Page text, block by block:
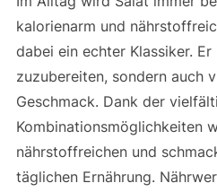
kalorienarm und
dabei ein echter Klassiker.
zuzubereiten, sondern auch
Geschmack. Dank der
Kombinationsmöglichkeiten
nährstoffreichen und
täglichen Ernährung.